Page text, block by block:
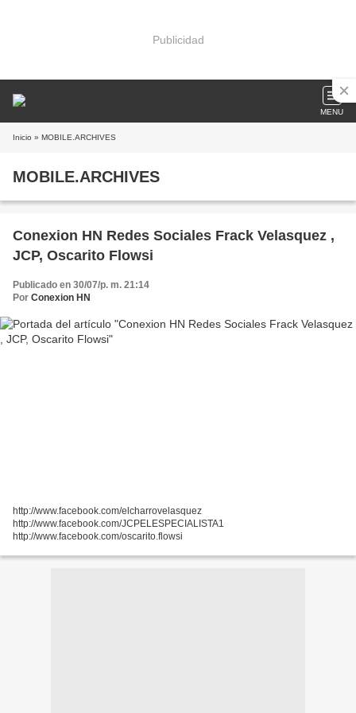
Publicidad
MENU
Inicio » MOBILE.ARCHIVES
MOBILE.ARCHIVES
Conexion HN Redes Sociales Frack Velasquez ,
JCP, Oscarito Flowsi
Publicado en 30/07/p. m. 21:14
Por Conexion HN
http://www.facebook.com/elcharrovelasquez
http://www.facebook.com/JCPELESPECIALISTA1
http://www.facebook.com/oscarito.flowsi